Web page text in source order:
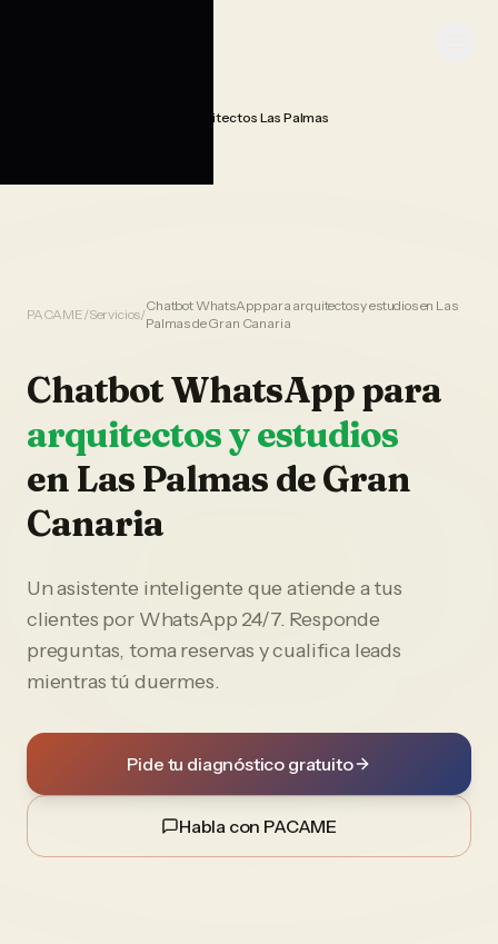
Chatbot Whatsapp Ia Arquitectos Las Palmas
PACAME/Servicios/
Chatbot WhatsApp para arquitectos y estudios en Las
Palmas de Gran Canaria
Chatbot WhatsApppara
arquitectos y estudios
en Las Palmas de Gran
Canaria
Un asistente inteligente que atiende a tus
clientes por WhatsApp 24/7. Responde
preguntas, toma reservas y cualifica leads
mientras tú duermes.
Pide tu diagnóstico gratuito
Habla con PACAME